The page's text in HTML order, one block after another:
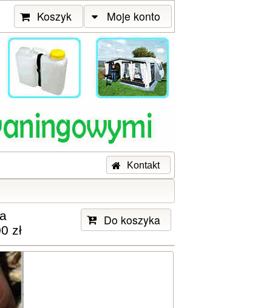
Koszyk Moje konto
Kontakt
zł
Do koszyka